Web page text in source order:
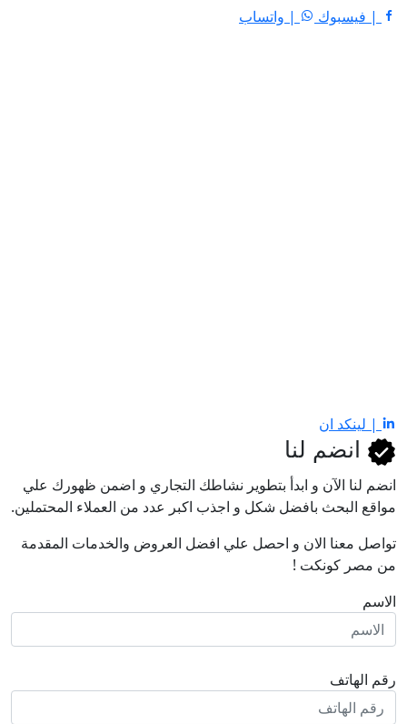
| فيسبوك
| واتساب
| لينكد ان
انضم لنا
انضم لنا اﻵن و ابدأ بتطوير نشاطك التجاري و اضمن ظهورك علي
مواقع البحث بافضل شكل و اجذب اكبر عدد من العملاء المحتملين.
تواصل معنا الان و احصل علي افضل العروض والخدمات المقدمة
من مصر كونكت !
الاسم
رقم الهاتف